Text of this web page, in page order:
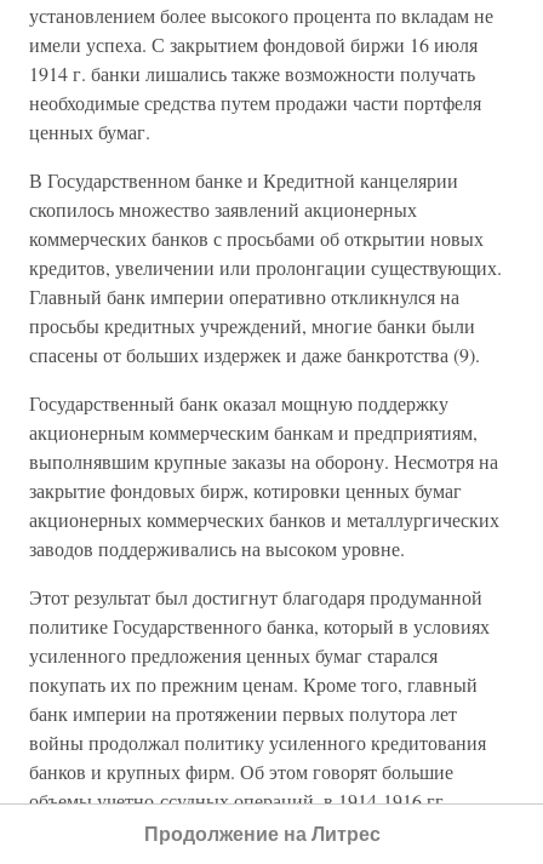
установлением более высокого процента по вкладам не
имели успеха. С закрытием фондовой биржи 16 июля
1914 г. банки лишались также возможности получать
необходимые средства путем продажи части портфеля
ценных бумаг.
В Государственном банке и Кредитной канцелярии
скопилось множество заявлений акционерных
коммерческих банков с просьбами об открытии новых
кредитов, увеличении или пролонгации существующих.
Главный банк империи оперативно откликнулся на
просьбы кредитных учреждений, многие банки были
спасены от больших издержек и даже банкротства (9).
Государственный банк оказал мощную поддержку
акционерным коммерческим банкам и предприятиям,
выполнявшим крупные заказы на оборону. Несмотря на
закрытие фондовых бирж, котировки ценных бумаг
акционерных коммерческих банков и металлургических
заводов поддерживались на высоком уровне.
Этот результат был достигнут благодаря продуманной
политике Государственного банка, который в условиях
усиленного предложения ценных бумаг старался
покупать их по прежним ценам. Кроме того, главный
банк империи на протяжении первых полутора лет
войны продолжал политику усиленного кредитования
банков и крупных фирм. Об этом говорят большие
объемы учетно-ссудных операций, в 1914-1916 гг.
державшиеся на уровне 5153,2-6261,7 млн. руб. - в 1,5-3
Продолжение на Литрес